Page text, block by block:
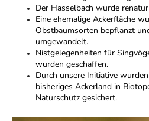
Der Hasselbach wurde
Eine ehemalige Ackerfläche
Obstbaumsorten bepflanzt
umgewandelt.
Nistgelegenheiten für
wurden geschaffen.
Durch unsere Initiative
bisheriges Ackerland in
Naturschutz gesichert.